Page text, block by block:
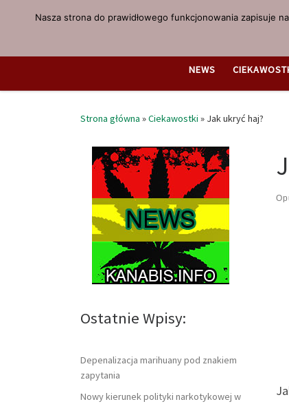
Przejdź do treści
NEWS
Strona główna »Ciekawostki » Jak ukryć haj?
Ostatnie Wpisy:
Depenalizacja marihuany pod znakiem
zapytania
Nowy kierunek polityki narkotykowej w
Nasza strona do prawidłowego funkcjonowania zapisuje